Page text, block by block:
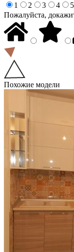
1
2 3 4
5
Пожалуйста,
Похожие модели